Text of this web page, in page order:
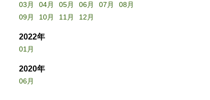
03月 04月 05月 06月 07月
08月
09月
10月 11月 12月
2022年
01月
2020年
06月